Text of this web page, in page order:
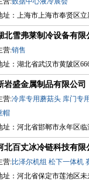
址：上海市上海市奉贤区立
北雪弗莱制冷设备有限
营:销售
址：湖北省武汉市黄陂区
岩盛金属制品有限公司
营:冷库专用蘑菇头 库门专
帽
址：河北省邯郸市永年区
北百丈冰冷链科技有限
营:比泽尔机组 松下一体机
址：河北省保定市莲池区未